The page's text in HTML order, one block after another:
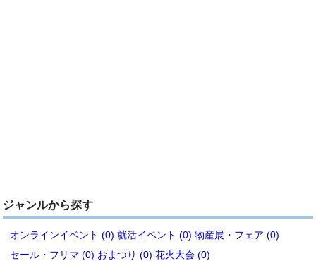
ジャンルから探す
オンラインイベント (0) 就活イベント (0) 物産展・フェア (0)
セール・フリマ (0) おまつり (0) 花火大会 (0)